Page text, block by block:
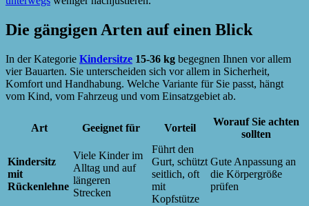
Die gängigen Arten auf einen Blick
In der Kategorie Kindersitze 15-36 kg begegnen Ihnen vor allem
vier Bauarten. Sie unterscheiden sich vor allem in Sicherheit,
Komfort und Handhabung. Welche Variante für Sie passt, hängt
vom Kind, vom Fahrzeug und vom Einsatzgebiet ab.
Art Geeignet für Vorteil
Worauf Sie achten
sollten
Kindersitz
mit
Rückenlehne
Viele Kinder im
Alltag und auf
längeren
Strecken
Führt den
Gurt, schützt
seitlich, oft
mit
Kopfstütze
Gute Anpassung an
die Körpergröße
prüfen